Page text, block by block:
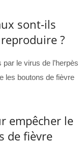
sont-ils
?
le virus de l’herpès
les boutons de fièvre
empêcher le
de fièvre